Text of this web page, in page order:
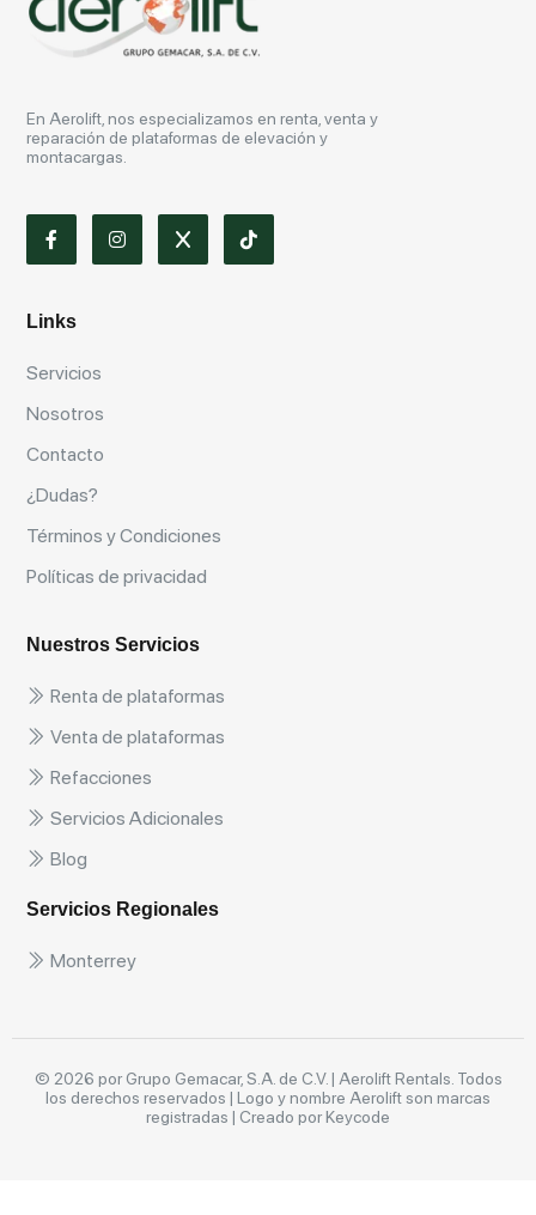
En Aerolift, nos especializamos en renta, venta y
reparación de plataformas de elevación y
montacargas.
Links
Servicios
Nosotros
Contacto
¿Dudas?
Términos y Condiciones
Políticas de privacidad
Nuestros Servicios
Renta de plataformas
Venta de plataformas
Refacciones
Servicios Adicionales
Blog
Servicios Regionales
Monterrey
© 2026 por Grupo Gemacar, S.A. de C.V. | Aerolift Rentals. Todos
los derechos reservados | Logo y nombre Aerolift son marcas
registradas | Creado por Keycode